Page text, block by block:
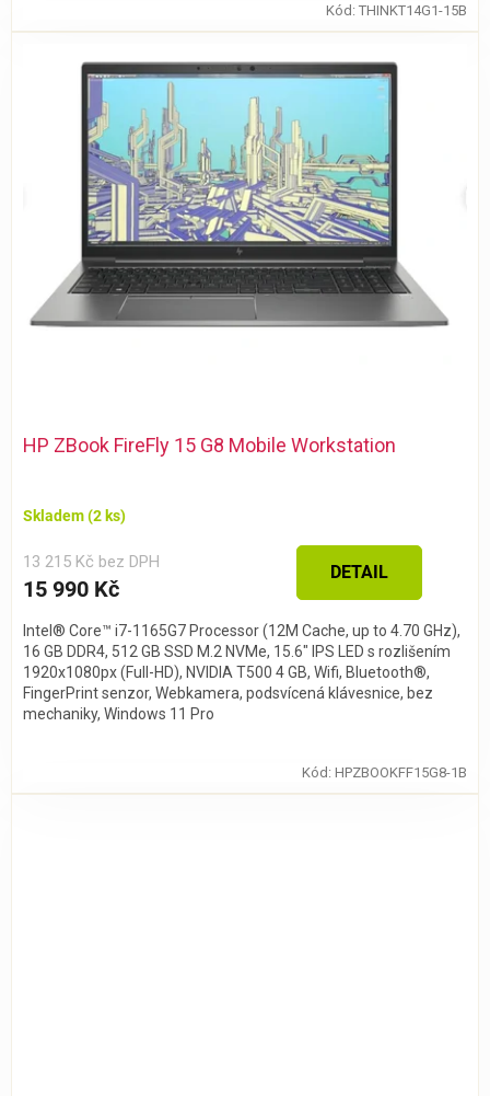
Kód: THINKT14G1-15B
HP ZBook FireFly 15 G8 Mobile Workstation
Skladem(2 ks)
13 215 Kč bez DPH
15 990 Kč
DETAIL
Intel® Core™ i7-1165G7 Processor (12M Cache, up to 4.70 GHz),
16 GB DDR4, 512 GB SSD M.2 NVMe, 15.6" IPS LED s rozlišením
1920x1080px (Full-HD), NVIDIA T500 4 GB, Wifi, Bluetooth®,
FingerPrint senzor, Webkamera, podsvícená klávesnice, bez
mechaniky, Windows 11 Pro
Kód: HPZBOOKFF15G8-1B